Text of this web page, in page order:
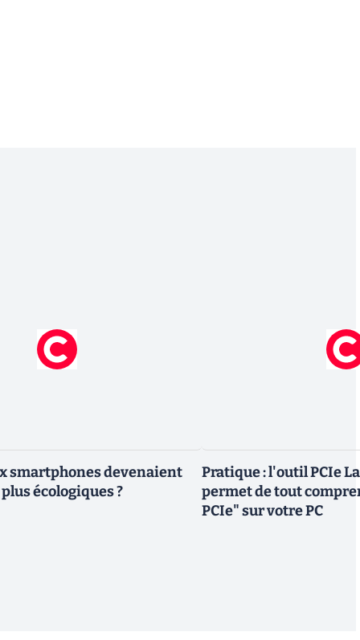
smartphones devenaient
écologiques ?
Pratique : l'outil PCIe
permet de tout
PCIe" sur votre PC